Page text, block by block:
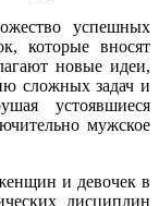
успешных
которые вносят
новые идеи,
сложных задач и
устоявшиеся
мужское
и девочек в
дисциплин